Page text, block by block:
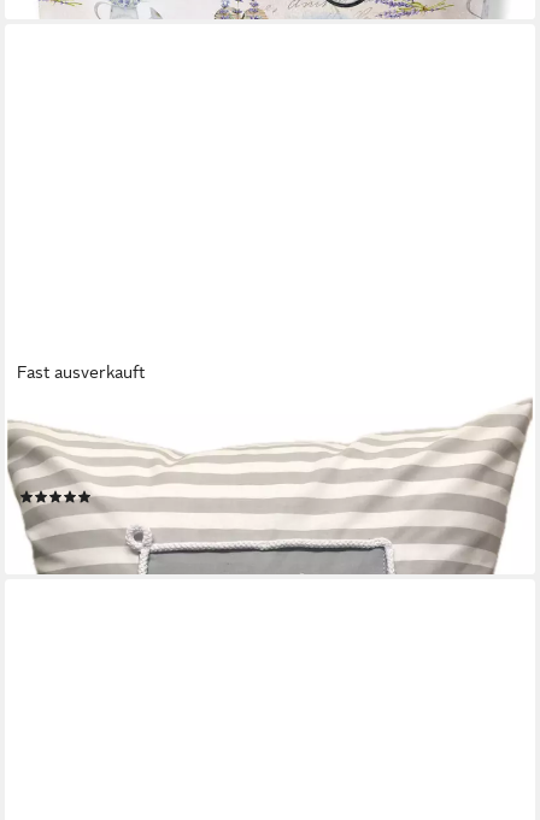
Fast ausverkauft
AMMERKIND
Dekokissen Maritime Kissenhülle, Landhausstil Kissenbezug *
Kompass * grau/weiß, 100% Handarbeit aus Bayern
(1)
23,95 €
lieferbar - in 9-11 Werktagen bei dir